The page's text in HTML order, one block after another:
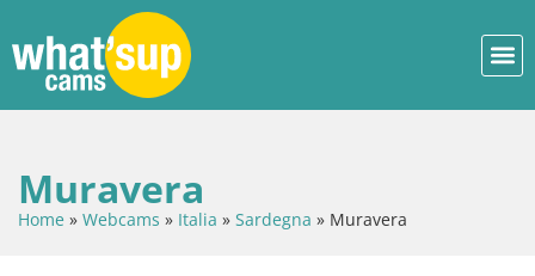
Muravera
Home » Webcams » Italia » Sardegna » Muravera